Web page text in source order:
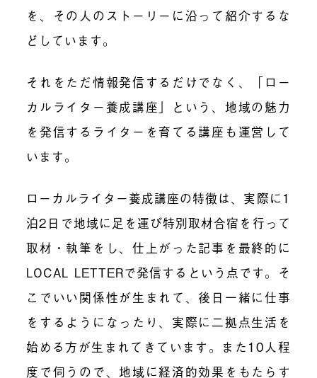
を、その人のストーリーに沿って紹介するな
どしています。
それをただ情報発信するだけでなく、「ロー
カルライター養成講座」という、地域の魅力
を発信するライターを育てる講座も運営して
います。
ローカルライター養成講座の特徴は、実際に1
泊2日で地域に足を運び特別取材合宿を行って
取材・執筆をし、仕上がった記事を最終的に
LOCAL LETTERで発信するという点です。そ
こでいい関係性が生まれて、後日一緒に仕事
をするようになったり、実際に二拠点生活を
始める方が生まれてきています。また10人程
度で伺うので、地域に経済的効果をもたらす